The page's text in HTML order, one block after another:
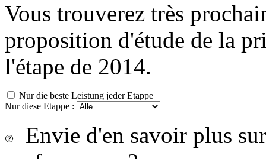
Vous trouverez très
proposition d'étude de la
l'étape de 2014.
Nur die beste Leistung jeder Etappe
Nur diese Etappe :
Envie d'en savoir plus